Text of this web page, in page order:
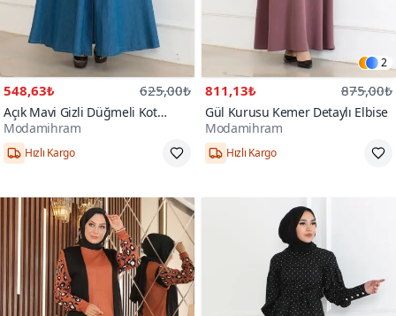
548,63₺ 625,00₺
Açık Mavi Gizli Düğmeli Kot
Elbise
Modamihram
Hızlı Kargo
2
811,13₺ 875,00₺
Gül Kurusu Kemer Detaylı Elbise
Modamihram
Hızlı Kargo